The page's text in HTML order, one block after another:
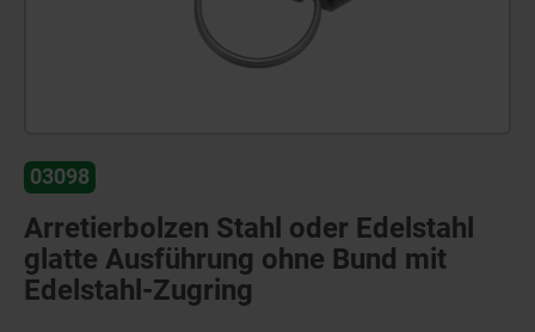
03098
Arretierbolzen Stahl oder Edelstahl
glatte Ausführung ohne Bund mit
Edelstahl-Zugring